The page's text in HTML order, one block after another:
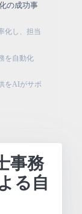
の成功事
化し、担当
を自動化
をAIがサポ
事務
る自